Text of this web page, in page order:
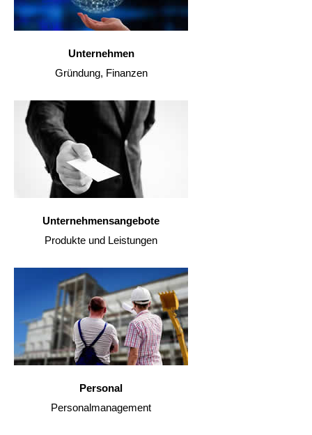
Unternehmen
Gründung, Finanzen
Unternehmensangebote
Produkte und Leistungen
Personal
Personalmanagement